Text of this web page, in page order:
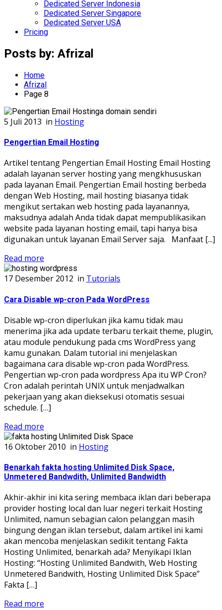
Dedicated Server Indonesia
Dedicated Server Singapore
Dedicated Server USA
Pricing
Posts by: Afrizal
Home
Afrizal
Page 8
5 Juli 2013 in Hosting
Pengertian Email Hosting
Artikel tentang Pengertian Email Hosting Email Hosting
adalah layanan server hosting yang mengkhususkan
pada layanan Email. Pengertian Email hosting berbeda
dengan Web Hosting, mail hosting biasanya tidak
mengikut sertakan web hosting pada layanannya,
maksudnya adalah Anda tidak dapat mempublikasikan
website pada layanan hosting email, tapi hanya bisa
digunakan untuk layanan Email Server saja. Manfaat [...]
Read more
17 Desember 2012 in Tutorials
Cara Disable wp-cron Pada WordPress
Disable wp-cron diperlukan jika kamu tidak mau
menerima jika ada update terbaru terkait theme, plugin,
atau module pendukung pada cms WordPress yang
kamu gunakan. Dalam tutorial ini menjelaskan
bagaimana cara disable wp-cron pada WordPress.
Pengertian wp-cron pada wordpress Apa itu WP Cron?
Cron adalah perintah UNIX untuk menjadwalkan
pekerjaan yang akan dieksekusi otomatis sesuai
schedule. […]
Read more
16 Oktober 2010 in Hosting
Benarkah fakta hosting Unlimited Disk Space,
Unmetered Bandwdith, Unlimited Bandwidth
Akhir-akhir ini kita sering membaca iklan dari beberapa
provider hosting local dan luar negeri terkait Hosting
Unlimited, namun sebagian calon pelanggan masih
bingung dengan iklan tersebut, dalam artikel ini kami
akan mencoba menjelaskan sedikit tentang Fakta
Hosting Unlimited, benarkah ada? Menyikapi Iklan
Hosting: “Hosting Unlimited Bandwith, Web Hosting
Unmetered Bandwith, Hosting Unlimited Disk Space”
Fakta […]
Read more